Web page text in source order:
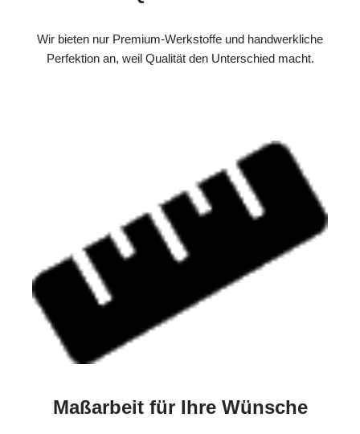
Wir bieten nur Premium-Werkstoffe und handwerkliche
Perfektion an, weil Qualität den Unterschied macht.
Maßarbeit für Ihre Wünsche